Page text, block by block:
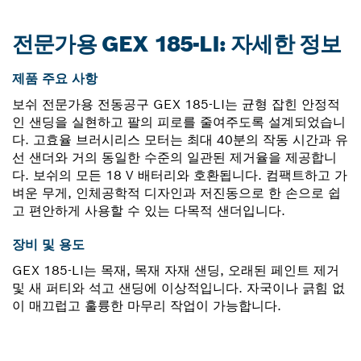
전문가용 GEX 185-LI: 자세한 정보
제품 주요 사항
보쉬 전문가용 전동공구 GEX 185-LI는 균형 잡힌 안정적
인 샌딩을 실현하고 팔의 피로를 줄여주도록 설계되었습니
다. 고효율 브러시리스 모터는 최대 40분의 작동 시간과 유
선 샌더와 거의 동일한 수준의 일관된 제거율을 제공합니
다. 보쉬의 모든 18 V 배터리와 호환됩니다. 컴팩트하고 가
벼운 무게, 인체공학적 디자인과 저진동으로 한 손으로 쉽
고 편안하게 사용할 수 있는 다목적 샌더입니다.
장비 및 용도
GEX 185-LI는 목재, 목재 자재 샌딩, 오래된 페인트 제거
및 새 퍼티와 석고 샌딩에 이상적입니다. 자국이나 긁힘 없
이 매끄럽고 훌륭한 마무리 작업이 가능합니다.